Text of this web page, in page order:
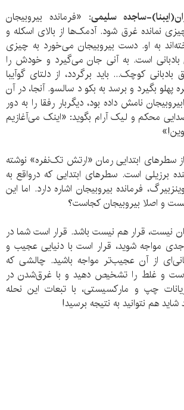
ساجده سلیمی: «فرمانده بیروبیجان
نمانده غرق شود. آدمک‌ها از بالای اسکله و
به او. دست بیروبیجان می‌خورد به چیزی
است. به آنی جان می‌گیرد و خودش را
کوچک... باید برگردد، از دلتای گوآیبا
پهلو بگیرد و برسد به بکو د سالسو. آنجا، در آن
نامش داده بود، دیگربار رفقا را به دور
محکم و لیک آرام بگوید: «اینک می‌آغازیم
سطرهای ابتدایی رمان «ارتش تک‌نفره» نوشته
برزیلی است. سطرهای ابتدایی که درواقع به
فرمانده بیروبیجان اشاره دارد. اما این
و اصلا بیروبیجان کجاست؟
نیست، قرار هم نیست باشد. قرار است شما در
مواجه شوید، قرار است با دنیایی عجیب و
از آن عجیب‌تر مواجه باشید. چالشی که
و غلط را تشخیص دهید و با غرق‌شدن در
چپ و مارکسیستی، با تبعات این نحله
هم نتوانید به نتیجه برسید!